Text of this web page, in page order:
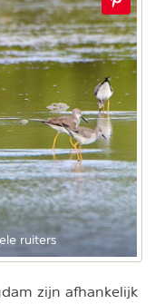
ruiters
zijn afhankelijk